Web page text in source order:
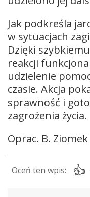
Jak podkreśla
w sytuacjach
Dzięki
reakcji
udzielenie
czasie. Akcja
sprawność i
zagrożenia życia.
Oprac. B. Ziomek